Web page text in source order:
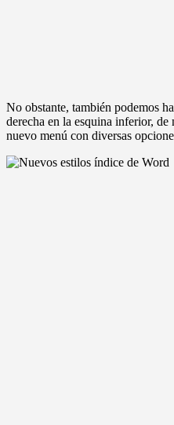
No obstante, también podemos
derecha en la esquina inferior, de
nuevo menú con diversas